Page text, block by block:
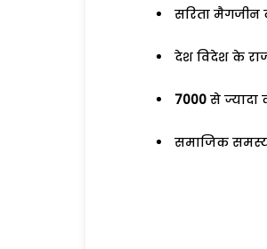
सरिता मैगजीन
देश विदेश के
7000 से ज्यादा
समाजिक